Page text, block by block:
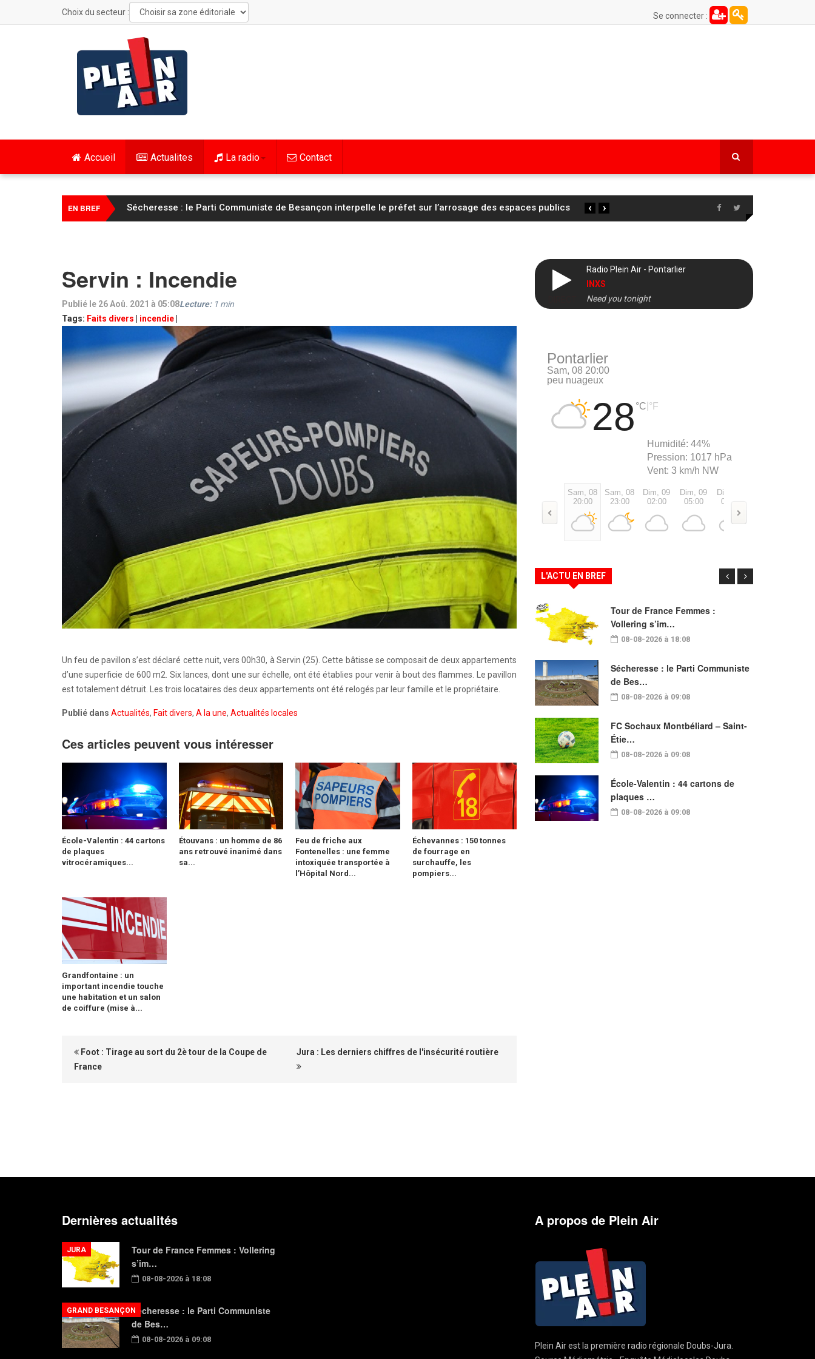
Choix du secteur : Se connecter :
Accueil Actualites La radio Contact
EN BREF Sécheresse : le Parti Communiste de Besançon interpelle le préfet sur l’arrosage des espaces publics ›
‹
Servin : Incendie
Publié le 26 Aoû. 2021 à 05:08
Tags: Faits divers incendie
Lecture: 1 min
Un feu de pavillon s’est déclaré cette nuit, vers 00h30, à Servin (25). Cette bâtisse se composait de deux appartements
d’une superficie de 600 m2. Six lances, dont une sur échelle, ont été établies pour venir à bout des flammes. Le pavillon
est totalement détruit. Les trois locataires des deux appartements ont été relogés par leur famille et le propriétaire.
Publié dans Actualités, Fait divers, A la une, Actualités locales
Ces articles peuvent vous intéresser
École-Valentin : 44 cartons
de plaques
vitrocéramiques...
Étouvans : un homme de 86
ans retrouvé inanimé dans
sa...
Feu de friche aux
Fontenelles : une femme
intoxiquée transportée à
l’Hôpital Nord...
Échevannes : 150 tonnes
de fourrage en
surchauffe, les
pompiers...
Grandfontaine : un
important incendie touche
une habitation et un salon
de coiffure (mise à...
Foot : Tirage au sort du 2è tour de la Coupe de
France
Jura : Les derniers chiffres de l'insécurité routière
Radio Plein Air - Pontarlier
INXS
Need you tonight
Pontarlier
Sam, 08 20:00
peu nuageux
28 °C °F
Humidité: 44%
Pression: 1017 hPa
Vent: 3 km/h NW
Sam, 08
20:00
Sam, 08
23:00
Dim, 09
02:00
Dim, 09
05:00
Dim, 09
08:00
L'ACTU EN BREF
Tour de France Femmes :
Vollering s’im…
08-08-2026 à 18:08
Sécheresse : le Parti Communiste
de Bes…
08-08-2026 à 09:08
FC Sochaux Montbéliard – Saint-
Étie…
08-08-2026 à 09:08
École-Valentin : 44 cartons de
plaques …
08-08-2026 à 09:08
Dernières actualités
Tour de France Femmes : Vollering
s’im…
08-08-2026 à 18:08
JURA
Sécheresse : le Parti Communiste
de Bes…
08-08-2026 à 09:08
GRAND BESANÇON
A propos de Plein Air
Plein Air est la première radio régionale Doubs-Jura.